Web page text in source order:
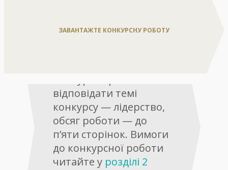
ЗАВАНТАЖТЕ КОНКУРСНУ РОБОТУ
відповідати темі
конкурсу — лідерство,
обсяг роботи — до
п’яти сторінок. Вимоги
до конкурсної роботи
читайте у розділі 2